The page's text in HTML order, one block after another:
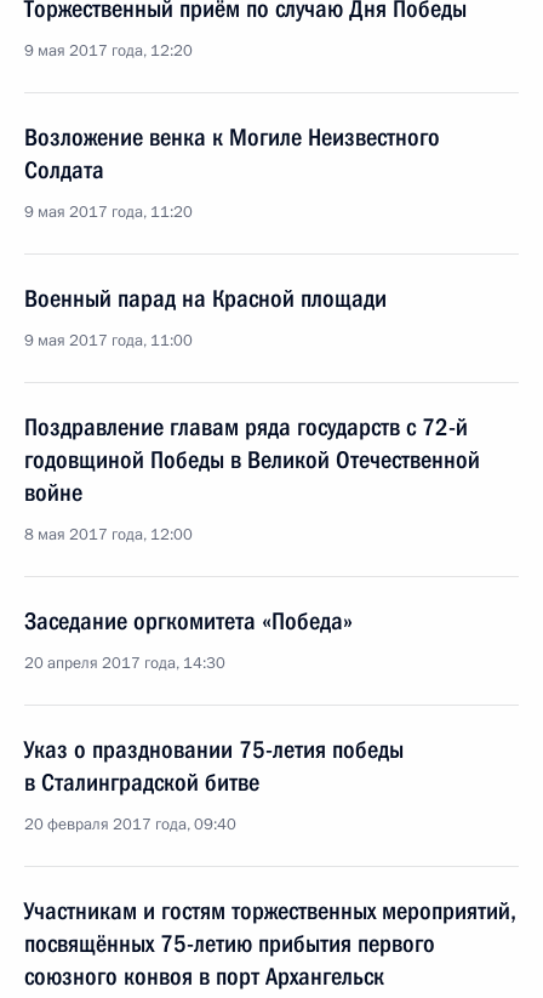
Торжественный приём по случаю Дня Победы
9 мая 2017 года, 12:20
Возложение венка к Могиле Неизвестного
Солдата
9 мая 2017 года, 11:20
Военный парад на Красной площади
9 мая 2017 года, 11:00
Поздравление главам ряда государств с 72-й
годовщиной Победы в Великой Отечественной
войне
8 мая 2017 года, 12:00
Заседание оргкомитета «Победа»
20 апреля 2017 года, 14:30
Указ о праздновании 75-летия победы
в Сталинградской битве
20 февраля 2017 года, 09:40
Участникам и гостям торжественных мероприятий,
посвящённых 75-летию прибытия первого
союзного конвоя в порт Архангельск